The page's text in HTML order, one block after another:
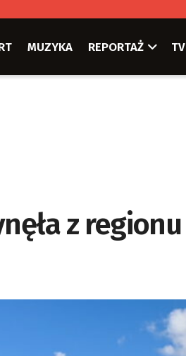
MUZYKA REPORTAŻ TV
z regionu